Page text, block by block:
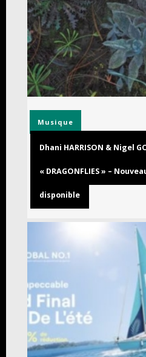
Musique
Dhani HARRISON & Nigel
« DRAGONFLIES » –
disponible